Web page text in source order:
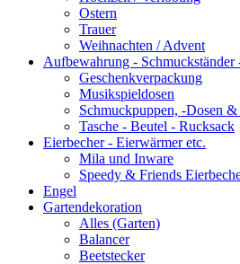
Ostern
Trauer
Weihnachten / Advent
Aufbewahrung - Schmuckständer
Geschenkverpackung
Musikspieldosen
Schmuckpuppen, -Dosen &
Tasche - Beutel - Rucksack
Eierbecher - Eierwärmer etc.
Mila und Inware
Speedy & Friends
Engel
Gartendekoration
Alles (Garten)
Balancer
Beetstecker